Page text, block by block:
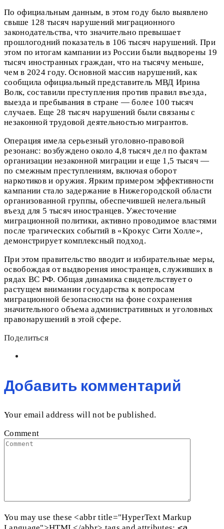
По официальным данным, в этом году было выявлено
свыше 128 тысяч нарушений миграционного
законодательства, что значительно превышает
прошлогодний показатель в 106 тысяч нарушений. При
этом по итогам кампании из России были выдворены 19
тысяч иностранных граждан, что на тысячу меньше,
чем в 2024 году. Основной массив нарушений, как
сообщила официальный представитель МВД Ирина
Волк, составили преступления против правил въезда,
выезда и пребывания в стране — более 100 тысяч
случаев. Еще 28 тысяч нарушений были связаны с
незаконной трудовой деятельностью мигрантов.
Операция имела серьезный уголовно-правовой
резонанс: возбуждено около 4,8 тысяч дел по фактам
организации незаконной миграции и еще 1,5 тысяч —
по смежным преступлениям, включая оборот
наркотиков и оружия. Ярким примером эффективности
кампании стало задержание в Нижегородской области
организованной группы, обеспечившей нелегальный
въезд для 5 тысяч иностранцев. Ужесточение
миграционной политики, активно проводимое властями
после трагических событий в «Крокус Сити Холле»,
демонстрирует комплексный подход.
При этом правительство вводит и избирательные меры,
освобождая от выдворения иностранцев, служивших в
рядах ВС РФ. Общая динамика свидетельствует о
растущем внимании государства к вопросам
миграционной безопасности на фоне сохранения
значительного объема административных и уголовных
правонарушений в этой сфере.
Поделиться
Добавить комментарий
Your email address will not be published.
Comment
You may use these <abbr title="HyperText Markup